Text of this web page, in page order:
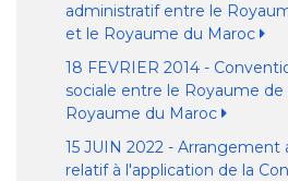
administratif entre le
et le Royaume du Maroc
18 FEVRIER 2014 -
sociale entre le Royaume
Royaume du Maroc
15 JUIN 2022 - Arrangement
relatif à l'application de la